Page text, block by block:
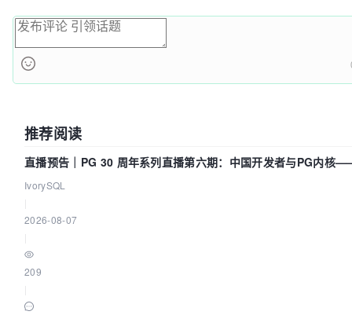
推荐阅读
直播预告｜PG 30 周年系列直播第六期：中国开发者与PG内核
吗？我们贡献了什么？
IvorySQL
2026-08-07
209